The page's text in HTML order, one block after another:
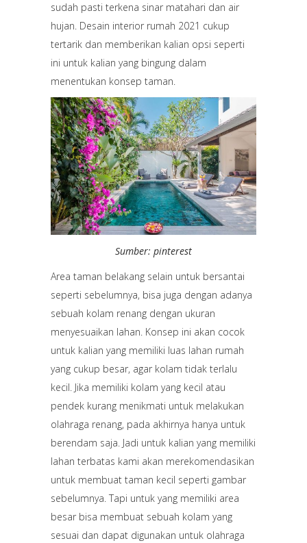
sudah pasti terkena sinar matahari dan air
hujan. Desain interior rumah 2021 cukup
tertarik dan memberikan kalian opsi seperti
ini untuk kalian yang bingung dalam
menentukan konsep taman.
Sumber: pinterest
Area taman belakang selain untuk bersantai
seperti sebelumnya, bisa juga dengan adanya
sebuah kolam renang dengan ukuran
menyesuaikan lahan. Konsep ini akan cocok
untuk kalian yang memiliki luas lahan rumah
yang cukup besar, agar kolam tidak terlalu
kecil. Jika memiliki kolam yang kecil atau
pendek kurang menikmati untuk melakukan
olahraga renang, pada akhirnya hanya untuk
berendam saja. Jadi untuk kalian yang memiliki
lahan terbatas kami akan merekomendasikan
untuk membuat taman kecil seperti gambar
sebelumnya. Tapi untuk yang memiliki area
besar bisa membuat sebuah kolam yang
sesuai dan dapat digunakan untuk olahraga